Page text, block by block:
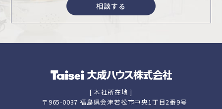
相談する
[ 本社所在地 ]
〒965-0037 福島県会津若松市中央1丁目2番9号